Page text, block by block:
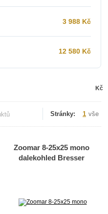
3 988 Kč
12 580 Kč
Kč
Stránky: 1 vše
Zoomar 8-25x25 mono
dalekohled Bresser